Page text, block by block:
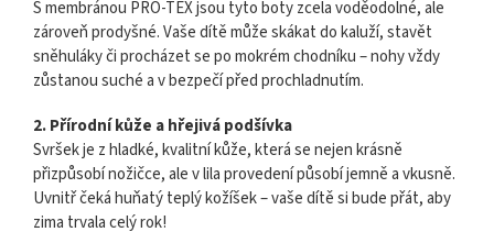
S membránou PRO-TEX jsou tyto boty zcela voděodolné, ale
zároveň prodyšné. Vaše dítě může skákat do kaluží, stavět
sněhuláky či procházet se po mokrém chodníku – nohy vždy
zůstanou suché a v bezpečí před prochladnutím.
2. Přírodní kůže a hřejivá podšívka
Svršek je z hladké, kvalitní kůže, která se nejen krásně
přizpůsobí nožičce, ale v lila provedení působí jemně a vkusně.
Uvnitř čeká huňatý teplý kožíšek – vaše dítě si bude přát, aby
zima trvala celý rok!